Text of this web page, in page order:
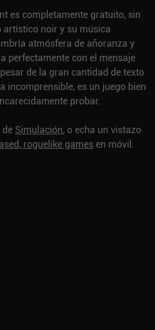
es completamente gratuito, sin
artístico noir y su música
atmósfera de añoranza y
perfectamente con el mensaje
de la gran cantidad de texto
incomprensible, es un juego bien
probar.
Simulación, o echa un vistazo
roguelike games en móvil.